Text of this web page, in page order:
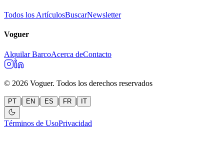
Todos los ArtículosBuscarNewsletter
Voguer
Alquilar BarcoAcerca deContacto
© 2026 Voguer. Todos los derechos reservados
PT | EN | ES | FR | IT
Términos de UsoPrivacidad